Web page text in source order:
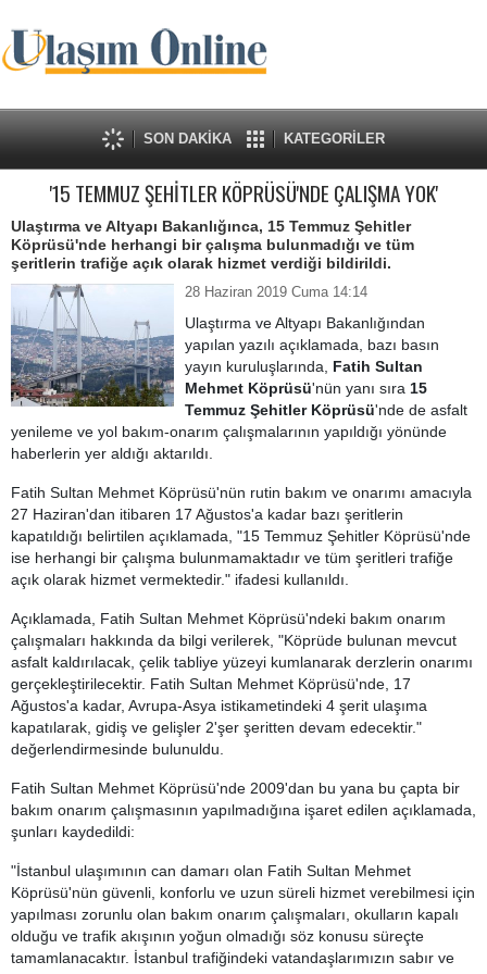
SON DAKİKA KATEGORİLER
'15 TEMMUZ ŞEHİTLER KÖPRÜSÜ'NDE ÇALIŞMA YOK'
Ulaştırma ve Altyapı Bakanlığınca, 15 Temmuz Şehitler
Köprüsü'nde herhangi bir çalışma bulunmadığı ve tüm
şeritlerin trafiğe açık olarak hizmet verdiği bildirildi.
28 Haziran 2019 Cuma 14:14
Ulaştırma ve Altyapı Bakanlığından
yapılan yazılı açıklamada, bazı basın
yayın kuruluşlarında, Fatih Sultan
Mehmet Köprüsü'nün yanı sıra 15
Temmuz Şehitler Köprüsü'nde de asfalt
yenileme ve yol bakım-onarım çalışmalarının yapıldığı yönünde
haberlerin yer aldığı aktarıldı.
Fatih Sultan Mehmet Köprüsü'nün rutin bakım ve onarımı amacıyla
27 Haziran'dan itibaren 17 Ağustos'a kadar bazı şeritlerin
kapatıldığı belirtilen açıklamada, "15 Temmuz Şehitler Köprüsü'nde
ise herhangi bir çalışma bulunmamaktadır ve tüm şeritleri trafiğe
açık olarak hizmet vermektedir." ifadesi kullanıldı.
Açıklamada, Fatih Sultan Mehmet Köprüsü'ndeki bakım onarım
çalışmaları hakkında da bilgi verilerek, "Köprüde bulunan mevcut
asfalt kaldırılacak, çelik tabliye yüzeyi kumlanarak derzlerin onarımı
gerçekleştirilecektir. Fatih Sultan Mehmet Köprüsü'nde, 17
Ağustos'a kadar, Avrupa-Asya istikametindeki 4 şerit ulaşıma
kapatılarak, gidiş ve gelişler 2'şer şeritten devam edecektir."
değerlendirmesinde bulunuldu.
Fatih Sultan Mehmet Köprüsü'nde 2009'dan bu yana bu çapta bir
bakım onarım çalışmasının yapılmadığına işaret edilen açıklamada,
şunları kaydedildi:
"İstanbul ulaşımının can damarı olan Fatih Sultan Mehmet
Köprüsü'nün güvenli, konforlu ve uzun süreli hizmet verebilmesi için
yapılması zorunlu olan bakım onarım çalışmaları, okulların kapalı
olduğu ve trafik akışının yoğun olmadığı söz konusu süreçte
tamamlanacaktır. İstanbul trafiğindeki vatandaşlarımızın sabır ve